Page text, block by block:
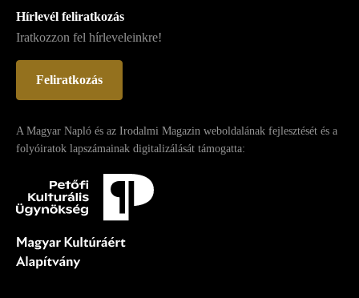
Hírlevél feliratkozás
Iratkozzon fel hírleveleinkre!
Feliratkozás
A Magyar Napló és az Irodalmi Magazin weboldalának fejlesztését és a
folyóiratok lapszámainak digitalizálását támogatta: